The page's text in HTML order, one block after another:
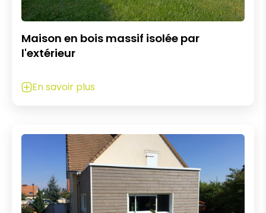
Maison en bois massif isolée par
l'extérieur
En savoir plus